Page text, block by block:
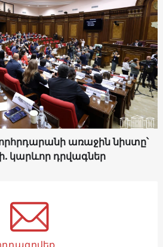
առաջին նիստը՝
կարևոր դրվագներ